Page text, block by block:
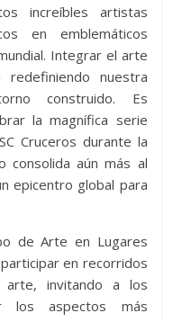
increíbles artistas
en emblemáticos
Integrar el arte
nuestra
construido. Es
la magnífica serie
Cruceros durante la
consolida aún más al
epicentro global para
de Arte en Lugares
en recorridos
invitando a los
los aspectos más